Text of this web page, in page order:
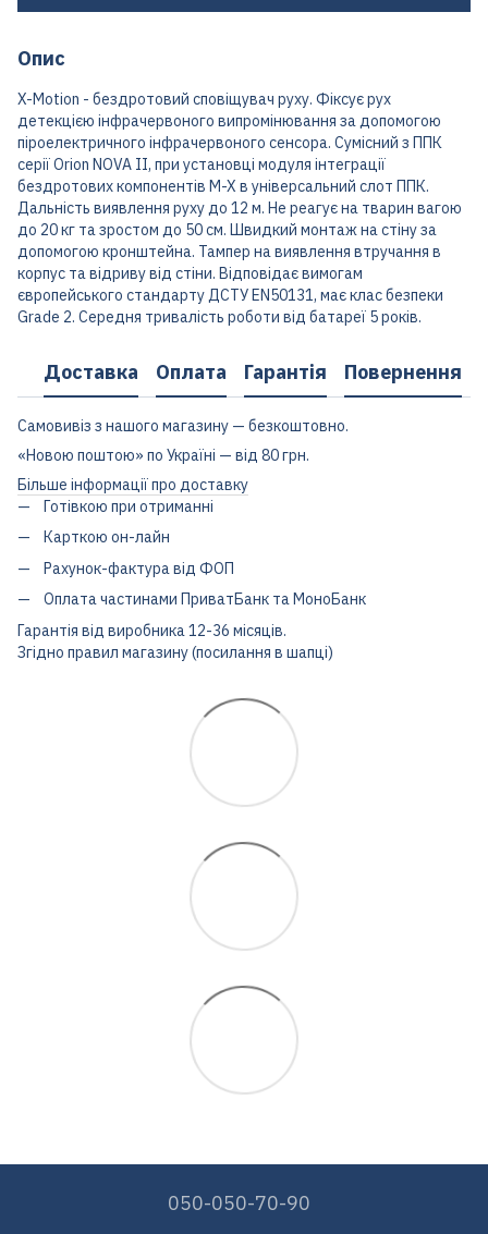
Опис
X-Motion - бездротовий сповіщувач руху. Фіксує рух
детекцією інфрачервоного випромінювання за допомогою
піроелектричного інфрачервоного сенсора. Сумісний з ППК
серії Orion NOVA II, при установці модуля інтеграції
бездротових компонентів M-X в універсальний слот ППК.
Дальність виявлення руху до 12 м. Не реагує на тварин вагою
до 20 кг та зростом до 50 см. Швидкий монтаж на стіну за
допомогою кронштейна. Тампер на виявлення втручання в
корпус та відриву від стіни. Відповідає вимогам
європейського стандарту ДСТУ EN50131, має клас безпеки
Grade 2. Середня тривалість роботи від батареї 5 років.
Доставка Оплата Гарантія Повернення
Самовивіз з нашого магазину — безкоштовно.
«Новою поштою» по Україні — від 80 грн.
Більше інформації про доставку
Готівкою при отриманні
Карткою он-лайн
Рахунок-фактура від ФОП
Оплата частинами ПриватБанк та МоноБанк
Гарантія від виробника 12-36 місяців.
Згідно правил магазину (посилання в шапці)
050-050-70-90